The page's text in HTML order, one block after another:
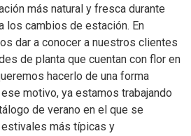
más natural y fresca durante
los cambios de estación. En
dar a conocer a nuestros clientes
de planta que cuentan con flor en
hacerlo de una forma
motivo, ya estamos trabajando
de verano en el que se
más típicas y